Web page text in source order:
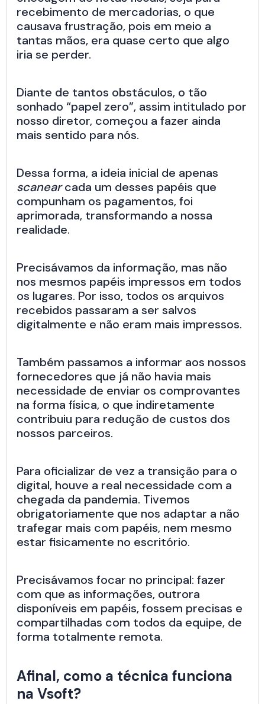
recebimento de mercadorias, o que
causava frustração, pois em meio a
tantas mãos, era quase certo que algo
iria se perder.
Diante de tantos obstáculos, o tão
sonhado “papel zero”, assim intitulado por
nosso diretor, começou a fazer ainda
mais sentido para nós.
Dessa forma, a ideia inicial de apenas
scanearcada um desses papéis que
compunham os pagamentos, foi
aprimorada, transformando a nossa
realidade.
Precisávamos da informação, mas não
nos mesmos papéis impressos em todos
os lugares. Por isso, todos os arquivos
recebidos passaram a ser salvos
digitalmente e não eram mais impressos.
Também passamos a informar aos nossos
fornecedores que já não havia mais
necessidade de enviar os comprovantes
na forma física, o que indiretamente
contribuiu para redução de custos dos
nossos parceiros.
Para oficializar de vez a transição para o
digital, houve a real necessidade com a
chegada da pandemia. Tivemos
obrigatoriamente que nos adaptar a não
trafegar mais com papéis, nem mesmo
estar fisicamente no escritório.
Precisávamos focar no principal: fazer
com que as informações, outrora
disponíveis em papéis, fossem precisas e
compartilhadas com todos da equipe, de
forma totalmente remota.
Afinal, como a técnica funciona
na Vsoft?